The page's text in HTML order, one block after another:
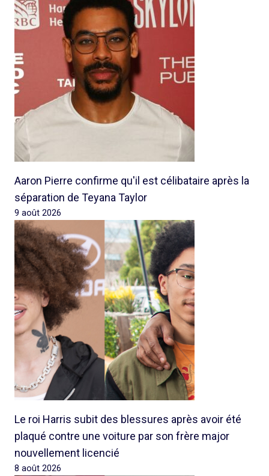
Aaron Pierre confirme qu'il est célibataire après la
séparation de Teyana Taylor
9 août 2026
Le roi Harris subit des blessures après avoir été
plaqué contre une voiture par son frère major
nouvellement licencié
8 août 2026